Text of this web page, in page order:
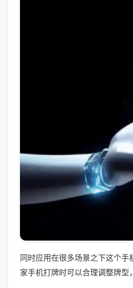
同时应用在很多场景之下这个
家手机打牌时可以合理调整牌型